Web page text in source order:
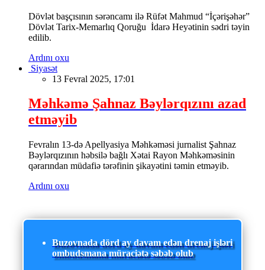
Dövlət başçısının sərəncamı ilə Rüfət Mahmud “İçərişəhər”
Dövlət Tarix-Memarlıq Qoruğu İdarə Heyətinin sədri təyin
edilib.
Ardını oxu
Siyasət
13 Fevral 2025, 17:01
Məhkəmə Şahnaz Bəylərqızını azad
etməyib
Fevralın 13-də Apellyasiya Məhkəməsi jurnalist Şahnaz
Bəylərqızının həbsilə bağlı Xətai Rayon Məhkəməsinin
qərarından müdafiə tərəfinin şikayətini təmin etməyib.
Ardını oxu
Buzovnada dörd ay davam edən drenaj işləri
ombudsmana müraciətə səbəb olub